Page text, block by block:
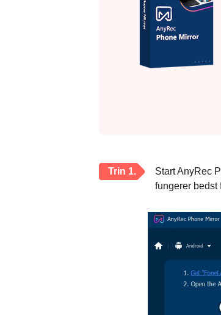
Trin 1.
Start AnyRec
fungerer bedst